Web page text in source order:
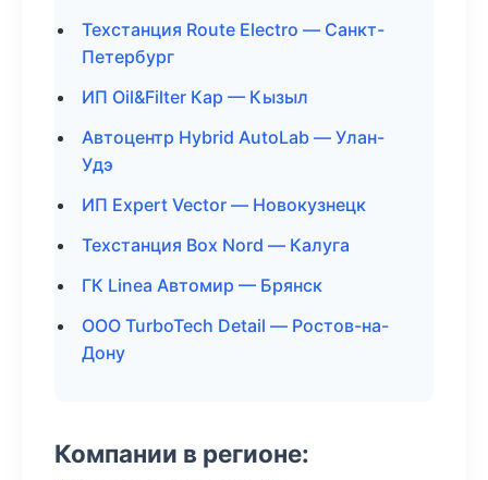
Техстанция Route Electro — Санкт-
Петербург
ИП Oil&Filter Кар — Кызыл
Автоцентр Hybrid AutoLab — Улан-
Удэ
ИП Expert Vector — Новокузнецк
Техстанция Box Nord — Калуга
ГК Linea Автомир — Брянск
ООО TurboTech Detail — Ростов-на-
Дону
Компании в регионе: